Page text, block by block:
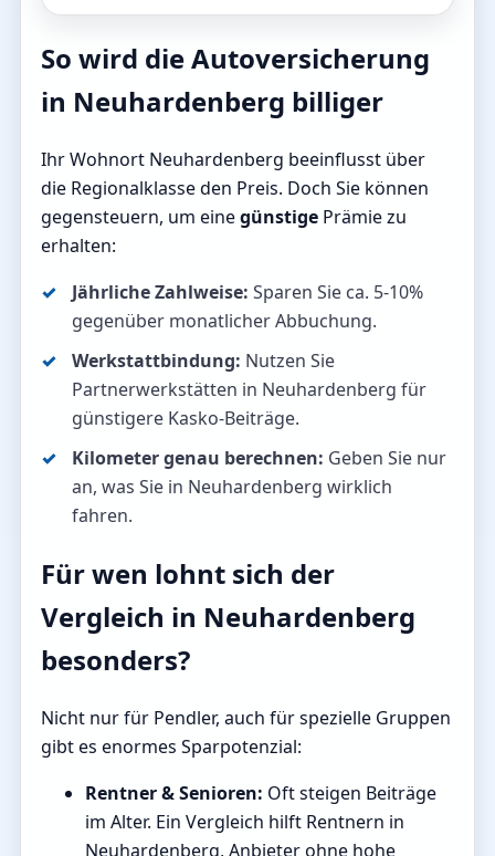
So wird die Autoversicherung
in Neuhardenberg billiger
Ihr Wohnort Neuhardenberg beeinflusst über
die Regionalklasse den Preis. Doch Sie können
gegensteuern, um einegünstige Prämie zu
erhalten:
Jährliche Zahlweise: Sparen Sie ca. 5-10%
gegenüber monatlicher Abbuchung.
Werkstattbindung: Nutzen Sie
Partnerwerkstätten in Neuhardenberg für
günstigere Kasko-Beiträge.
Kilometer genau berechnen: Geben Sie nur
an, was Sie in Neuhardenberg wirklich
fahren.
Für wen lohnt sich der
Vergleich in Neuhardenberg
besonders?
Nicht nur für Pendler, auch für spezielle Gruppen
gibt es enormes Sparpotenzial:
Rentner & Senioren: Oft steigen Beiträge
im Alter. Ein Vergleich hilft Rentnern in
Neuhardenberg, Anbieter ohne hohe